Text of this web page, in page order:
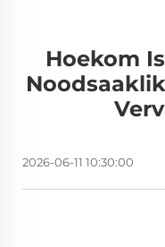
Hoekom
2026-06-11 10:30:00